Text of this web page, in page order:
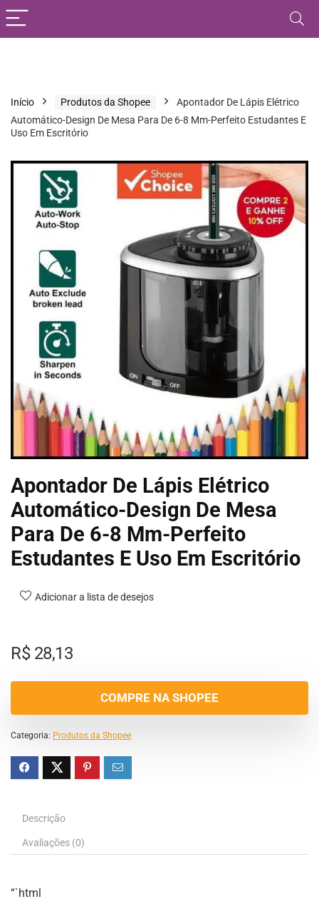
Início Produtos da Shopee
Apontador De Lápis Elétrico
Automático-Design De Mesa Para De 6-8 Mm-Perfeito Estudantes E
Uso Em Escritório
Apontador De Lápis Elétrico
Automático-Design De Mesa
Para De 6-8 Mm-Perfeito
Estudantes E Uso Em Escritório
Adicionar a lista de desejos
R$28,13
COMPRE NA SHOPEE
Categoria: Produtos da Shopee
Descrição
Avaliações (0)
“`html